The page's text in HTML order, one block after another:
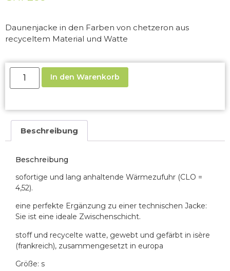
Daunenjacke in den Farben von chetzeron aus
recyceltem Material und Watte
In den Warenkorb
Beschreibung
Beschreibung
sofortige und lang anhaltende Wärmezufuhr (CLO =
4,52).
eine perfekte Ergänzung zu einer technischen Jacke:
Sie ist eine ideale Zwischenschicht.
stoff und recycelte watte, gewebt und gefärbt in isère
(frankreich), zusammengesetzt in europa
Größe: s